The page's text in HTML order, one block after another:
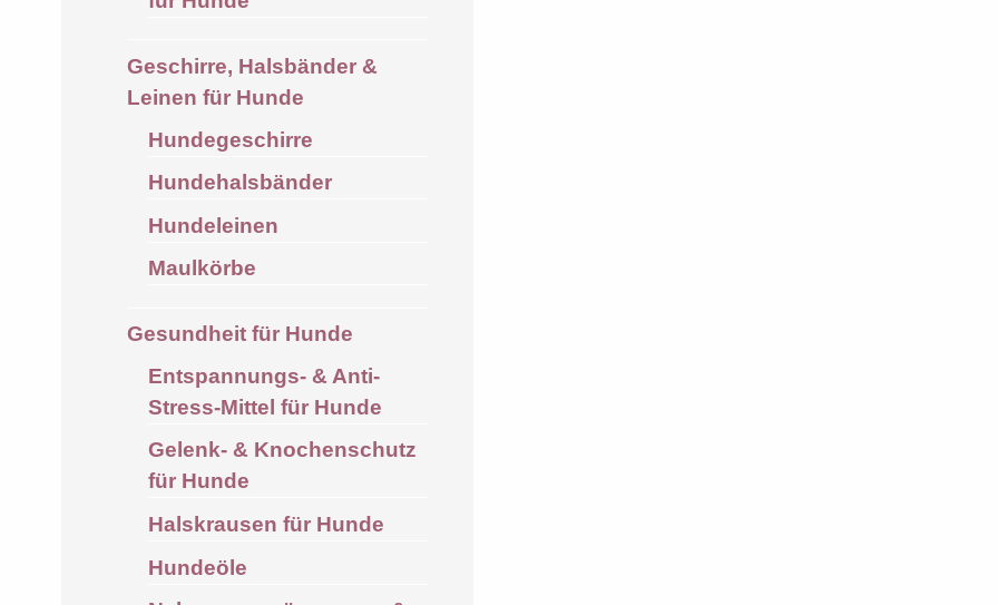
Geschirre, Halsbänder &
Leinen für Hunde
Hundegeschirre
Hundehalsbänder
Hundeleinen
Maulkörbe
Gesundheit für Hunde
Entspannungs- & Anti-
Stress-Mittel für Hunde
Gelenk- & Knochenschutz
für Hunde
Halskrausen für Hunde
Hundeöle